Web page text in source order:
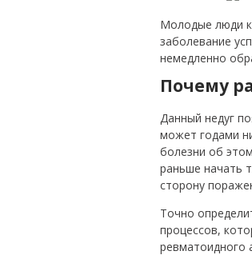
Молодые люди
заболевание
немедленно
Почему
Данный недуг
может годами
болезни об
раньше начать
сторону
Точно
процессов,
ревматоидного